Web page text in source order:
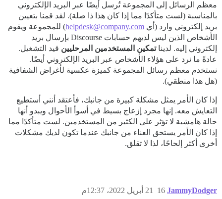
معظم الرسائل إلى المجموعة تُرسل أيضًا عبر البريد الإلكتروني
بالمناسبة (لست متأكدًا مما إذا كان هذا ذا صلة). لقد قمنا بتعيين
بريد إلكتروني وارد (أي helpdesk@company.com) للمجموعة ويقوم
الأشخاص الذين ليس لديهم حسابات Discourse بإرسال بريد
إلكتروني إليه. لديناتمكين المستخدمين المرحليين قيد التشغيل.
عادةً ما نرد على هؤلاء الأشخاص عبر البريد الإلكتروني أيضًا.
نستخدم معظم رسائل المجموعة كميزة عكسية لأغراض الشفافية
(هل هذا منطقي).
إذا كان الأمر يمثل مشكلة كبيرة من جانبك، فأعتقد أنني أستطيع
التعايش معه. إنها مجرد إزعاج بسيط في أسوأ الأحوال ويبدو أنها
حالة هامشية لا تؤثر على الكثير من المستخدمين. لست متأكدًا مما
إذا كان الأمر يستحق العناء من جانبك عندما تكون لديك مشكلات
أخرى أكثر إلحاحًا، لذا لا تقلق.
JammyDodger 21 أبريل 2022، 12:37م 16